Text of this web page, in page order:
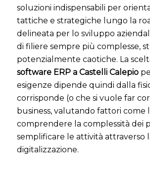
soluzioni indispensabili per
tattiche e strategiche lungo la
delineata per lo sviluppo
di filiere sempre più complesse,
potenzialmente caotiche. La
software ERP a Castelli Calepio
esigenze dipende quindi dalla
corrisponde (o che si vuole far
business, valutando fattori come
comprendere la complessità dei
semplificare le attività attraverso
digitalizzazione.